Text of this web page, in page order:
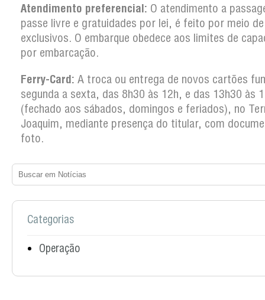
Atendimento preferencial: O atendimento a
passe livre e gratuidades por lei, é feito por meio
exclusivos. O embarque obedece aos limites de
por embarcação.
Ferry-Card: A troca ou entrega de novos cartões
segunda a sexta, das 8h30 às 12h, e das 13h30 às
(fechado aos sábados, domingos e feriados), no
Joaquim, mediante presença do titular, com
foto.
Categorias
Operação